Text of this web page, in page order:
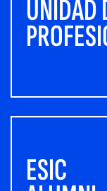
UNIDAD
ESIC